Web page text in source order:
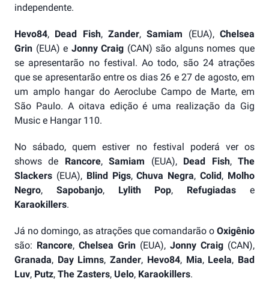
independente.
Hevo84, Dead Fish,Zander,Samiam (EUA),Chelsea
Grin (EUA) e Jonny Craig (CAN) são alguns nomes que
se apresentarão no festival. Ao todo, são 24 atrações
que se apresentarão entre os dias 26 e 27 de agosto, em
um amplo hangar do Aeroclube Campo de Marte, em
São Paulo. A oitava edição é uma realização da Gig
Music e Hangar 110.
No sábado, quem estiver no festival poderá ver os
shows de Rancore,Samiam (EUA), Dead Fish,The
Slackers (EUA), Blind Pigs,Chuva Negra,Colid, Molho
Negro, Sapobanjo, Lylith Pop, Refugiadas e
Karaokillers.
Já no domingo, as atrações que comandarão o Oxigênio
são: Rancore, Chelsea Grin (EUA), Jonny Craig (CAN),
Granada, Day Limns,Zander, Hevo84, Mia, Leela, Bad
Luv, Putz, The Zasters, Uelo, Karaokillers.